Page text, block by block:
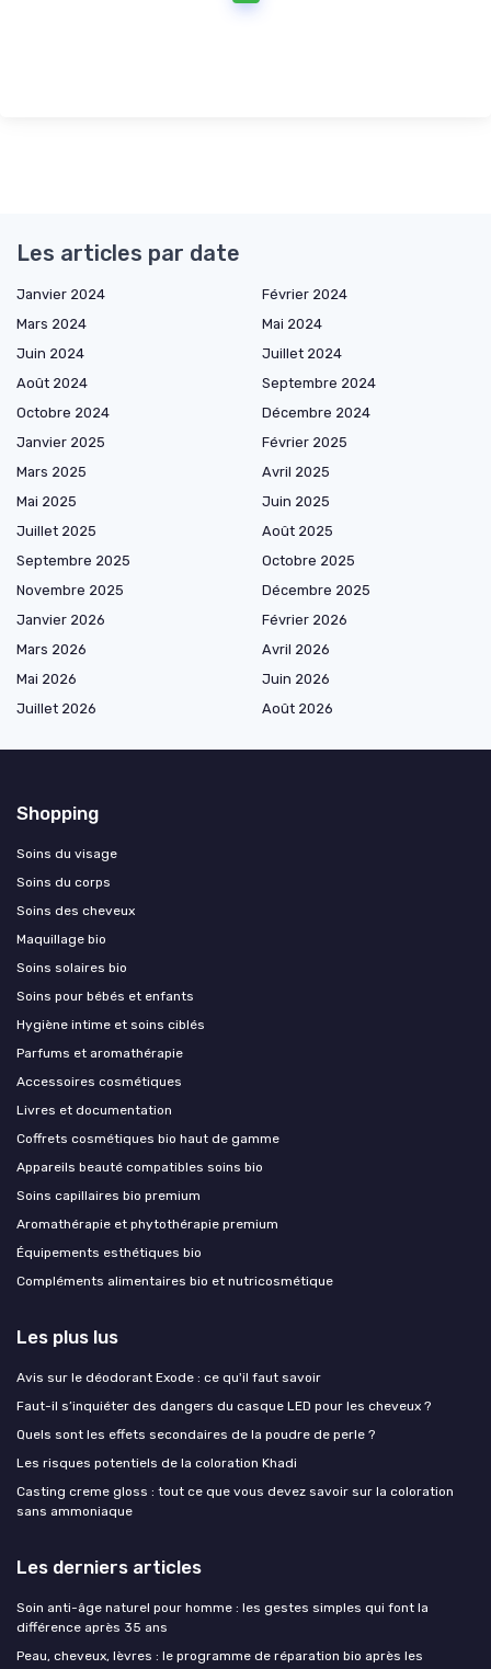
Les articles par date
Janvier 2024
Février 2024
Mars 2024
Mai 2024
Juin 2024
Juillet 2024
Août 2024
Septembre 2024
Octobre 2024
Décembre 2024
Janvier 2025
Février 2025
Mars 2025
Avril 2025
Mai 2025
Juin 2025
Juillet 2025
Août 2025
Septembre 2025
Octobre 2025
Novembre 2025
Décembre 2025
Janvier 2026
Février 2026
Mars 2026
Avril 2026
Mai 2026
Juin 2026
Juillet 2026
Août 2026
Shopping
Soins du visage
Soins du corps
Soins des cheveux
Maquillage bio
Soins solaires bio
Soins pour bébés et enfants
Hygiène intime et soins ciblés
Parfums et aromathérapie
Accessoires cosmétiques
Livres et documentation
Coffrets cosmétiques bio haut de gamme
Appareils beauté compatibles soins bio
Soins capillaires bio premium
Aromathérapie et phytothérapie premium
Équipements esthétiques bio
Compléments alimentaires bio et nutricosmétique
Les plus lus
Avis sur le déodorant Exode : ce qu'il faut savoir
Faut-il s’inquiéter des dangers du casque LED pour les cheveux ?
Quels sont les effets secondaires de la poudre de perle ?
Les risques potentiels de la coloration Khadi
Casting creme gloss : tout ce que vous devez savoir sur la coloration
sans ammoniaque
Les derniers articles
Soin anti-âge naturel pour homme : les gestes simples qui font la
différence après 35 ans
Peau, cheveux, lèvres : le programme de réparation bio après les